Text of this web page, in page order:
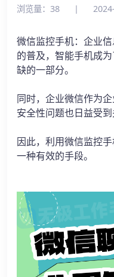
浏览量：38 |
微信监控手机：企业
的普及，智能手机成
缺的一部分。
同时，企业微信作为
安全性问题也日益受到
因此，利用微信监控
一种有效的手段。